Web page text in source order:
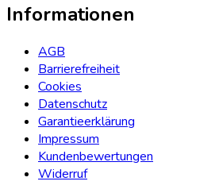
Informationen
AGB
Barrierefreiheit
Cookies
Datenschutz
Garantieerklärung
Impressum
Kundenbewertungen
Widerruf